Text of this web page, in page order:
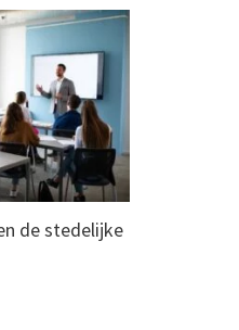
de stedelijke